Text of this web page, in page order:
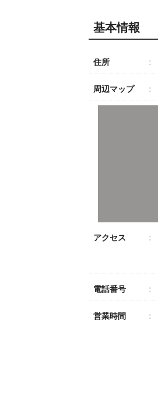
基本情報
住所
周辺マップ
アクセス
電話番号
営業時間